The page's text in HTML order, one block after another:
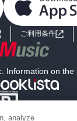
ご利用条件
on
analyze